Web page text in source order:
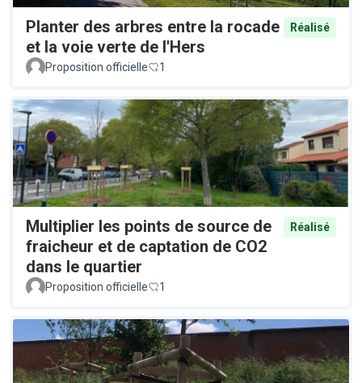
Planter des arbres entre la rocade
et la voie verte de l'Hers
Réalisé
Proposition officielle 1
Multiplier les points de source de
fraicheur et de captation de CO2
dans le quartier
Réalisé
Proposition officielle 1